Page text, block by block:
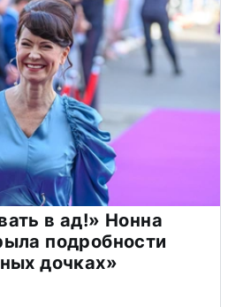
в ад!» Нонна
подробности
дочках»